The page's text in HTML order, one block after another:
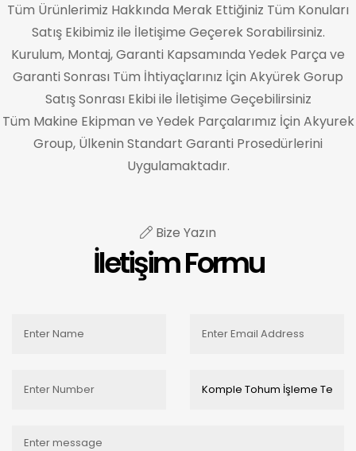
Tüm Ürünlerimiz Hakkında Merak Ettiğiniz Tüm Konuları
Satış Ekibimiz ile İletişime Geçerek Sorabilirsiniz.
Kurulum, Montaj, Garanti Kapsamında Yedek Parça ve
Garanti Sonrası Tüm İhtiyaçlarınız İçin Akyürek Gorup
Satış Sonrası Ekibi ile İletişime Geçebilirsiniz
Tüm Makine Ekipman ve Yedek Parçalarımız İçin Akyurek
Group, Ülkenin Standart Garanti Prosedürlerini
Uygulamaktadır.
Bize Yazın
İletişim Formu